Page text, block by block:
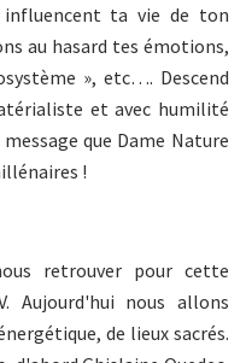
influencent ta vie de ton
au hasard tes émotions,
», etc…. Descend
et avec humilité
que Dame Nature
!
retrouver pour cette
Aujourd'hui nous allons
de lieux sacrés.